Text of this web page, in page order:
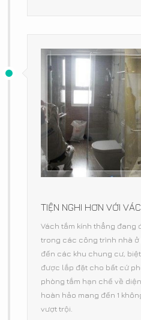
TIỆN NGHI HƠN VỚI
Vách tắm kính thẳng đang
trong các công trình nhà ở
đến các khu chung cư,
được lắp đặt cho bất cứ
phòng tắm hạn chế về
hoàn hảo mang đến 1
vượt trội.